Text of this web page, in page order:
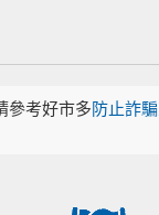
參考好市多防止詐